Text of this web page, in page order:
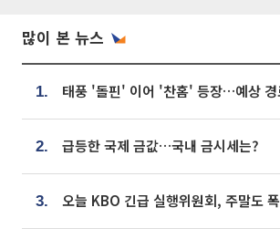
많이 본 뉴스
1.
2. 급등한 국제 금값…국내 금시세는?
3. 오늘 KBO 긴급 실행위원회, 주말도